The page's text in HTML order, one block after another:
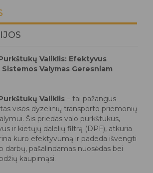
Valiklis: Efektyvus
Valymas Geresniam
Valiklis – tai pažangus
visos dyzelinių transporto priemonių
Šis priedas valo purkštukus,
ir kietųjų dalelių filtrą (DPF), atkuria
kuro efektyvumą ir padeda išvengti
darbų, pašalindamas nuosėdas bei
kaupimąsi.